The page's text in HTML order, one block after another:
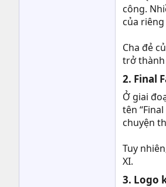
công.
của
Cha đẻ
trở thành
2. Final
Ở giai
tên
chuyện
Tuy
XI.
3. Logo